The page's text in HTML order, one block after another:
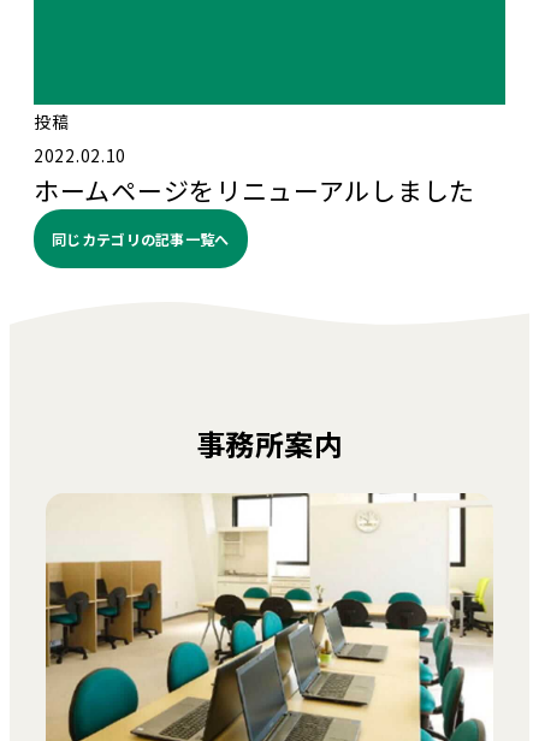
投稿
2022.02.10
ホームページをリニューアルしました
同じカテゴリの記事⼀覧へ
事務所案内